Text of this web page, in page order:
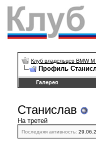
Клуб владельцев BMW
Профиль
Галерея
Станислав
На третей
Последняя активность: